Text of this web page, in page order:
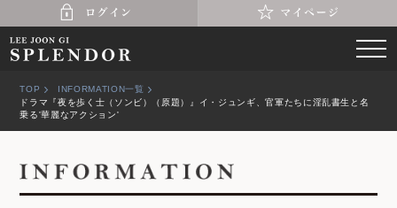
TOP
INFORMATION一覧
ドラマ『夜を歩く士（ソンビ）（原題）』イ・ジュンギ、官軍たちに淫乱書生と名
乗る'華麗なアクション'